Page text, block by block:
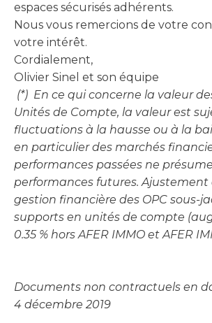
espaces sécurisés adhérents.
Nous vous remercions de votre
votre intérêt.
Cordialement,
Olivier Sinel et son équipe
(*) En ce qui concerne la valeur
Unités de Compte, la valeur est
fluctuations à la hausse ou à la
en particulier des marchés
performances passées ne
performances futures. Ajustement
gestion financière des OPC sous-
supports en unités de compte
0.35 % hors AFER IMMO et AFER
Documents non contractuels en
4 décembre 2019